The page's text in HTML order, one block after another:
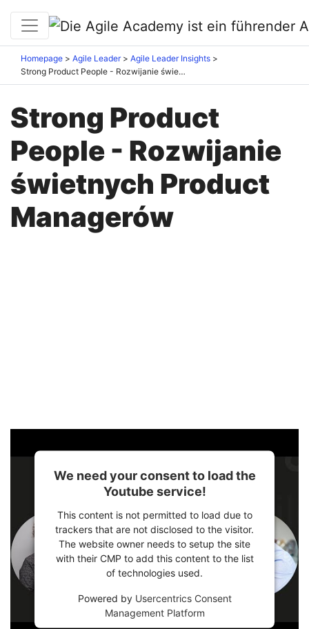
Homepage Agile Leader
Agile Leader Insights
Strong Product People - Rozwijanie świetnych Product Managerów
Strong Product
People - Rozwijanie
świetnych Product
Managerów
We need your consent to load the
Youtube service!
This content is not permitted to load due to
trackers that are not disclosed to the visitor.
The website owner needs to setup the site
with their CMP to add this content to the list
of technologies used.
Powered by Usercentrics Consent
Management Platform